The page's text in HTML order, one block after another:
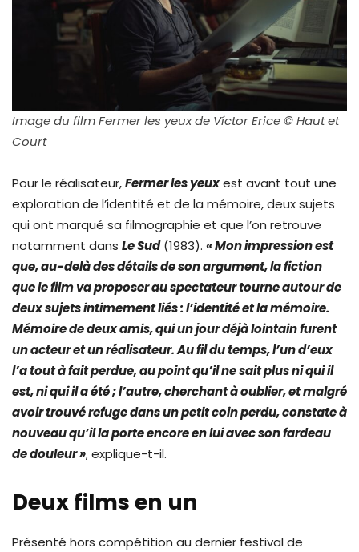
Image du film Fermer les yeux de Víctor Erice © Haut et
Court
Pour le réalisateur,Fermer les yeuxest avant tout une
exploration de l’identité et de la mémoire, deux sujets
qui ont marqué sa filmographie et que l’on retrouve
notamment dans Le Sud(1983). « Mon impression est
que, au-delà des détails de son argument, la fiction
que le film va proposer au spectateur tourne autour de
deux sujets intimement liés : l’identité et la mémoire.
Mémoire de deux amis, qui un jour déjà lointain furent
un acteur et un réalisateur. Au fil du temps, l’un d’eux
l’a tout à fait perdue, au point qu’il ne sait plus ni qui il
est, ni qui il a été ; l’autre, cherchant à oublier, et malgré
avoir trouvé refuge dans un petit coin perdu, constate à
nouveau qu’il la porte encore en lui avec son fardeau
de douleur », explique-t-il.
Deux films en un
Présenté hors compétition au dernier festival de